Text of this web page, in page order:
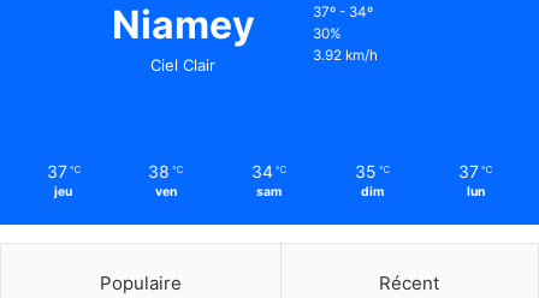
Niamey
Ciel Clair
37º - 34º
30%
3.92 km/h
37 ℃
jeu
38 ℃
ven
34 ℃
sam
35 ℃
dim
37 ℃
lun
Populaire Récent